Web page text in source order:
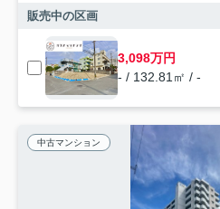
販売中の区画
3,098万円
- / 132.81㎡ / -
中古マンション